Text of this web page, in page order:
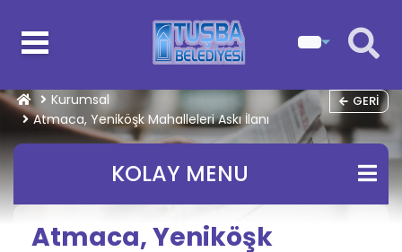
Kurumsal
Atmaca, Yeniköşk Mahalleleri Askı İlanı
GERI
KOLAY MENU
Atmaca, Yeniköşk